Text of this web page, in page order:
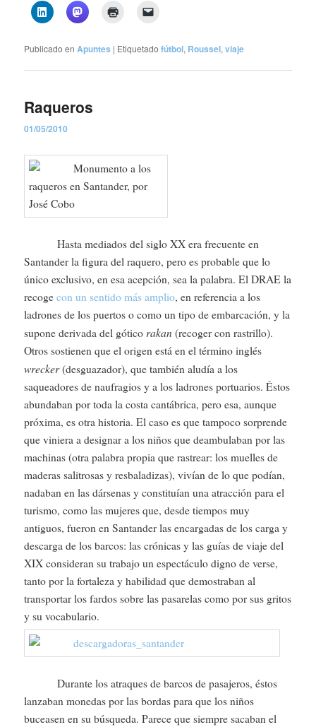
Publicado en Apuntes | Etiquetado fútbol, Roussel,viaje
Raqueros
01/05/2010
Hasta mediados del siglo XX era frecuente en
Santander la figura del raquero, pero es probable que lo
único exclusivo, en esa acepción, sea la palabra. El DRAE la
recogecon un sentido más amplio, en referencia a los
ladrones de los puertos o como un tipo de embarcación, y la
supone derivada del gótico rakan (recoger con rastrillo).
Otros sostienen que el origen está en el término inglés
wrecker(desguazador), que también aludía a los
saqueadores de naufragios y a los ladrones portuarios. Éstos
abundaban por toda la costa cantábrica, pero esa, aunque
próxima, es otra historia. El caso es que tampoco sorprende
que viniera a designar a los niños que deambulaban por las
machinas (otra palabra propia que rastrear: los muelles de
maderas salitrosas y resbaladizas), vivían de lo que podían,
nadaban en las dársenas y constituían una atracción para el
turismo, como las mujeres que, desde tiempos muy
antiguos, fueron en Santander las encargadas de los carga y
descarga de los barcos: las crónicas y las guías de viaje del
XIX consideran su trabajo un espectáculo digno de verse,
tanto por la fortaleza y habilidad que demostraban al
transportar los fardos sobre las pasarelas como por sus gritos
y su vocabulario.
Durante los atraques de barcos de pasajeros, éstos
lanzaban monedas por las bordas para que los niños
buceasen en su búsqueda. Parece que siempre sacaban el